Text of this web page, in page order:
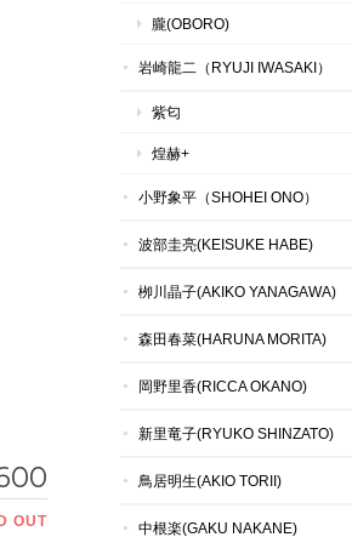
OUT
朧(OBORO)
岩崎龍二（RYUJI IWASAKI）
紫匂
煌赫+
小野象平（SHOHEI ONO）
波部圭亮(KEISUKE HABE)
栁川晶子(AKIKO YANAGAWA)
森田春菜(HARUNA MORITA)
岡野里香(RICCA OKANO)
新里竜子(RYUKO SHINZATO)
鳥居明生(AKIO TORII)
中根楽(GAKU NAKANE)